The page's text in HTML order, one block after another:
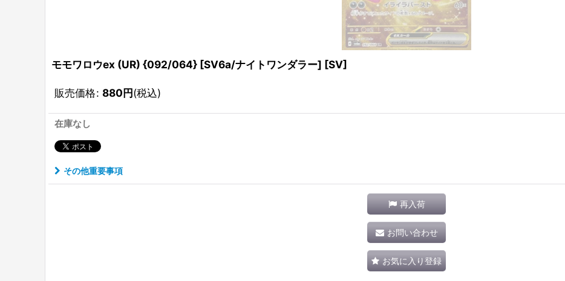
モモワロウex (UR) {092/064} [SV6a/ナイトワンダラー] [SV]
販売価格: 880円(税込)
在庫なし
その他重要事項
再入荷
お問い合わせ
お気に入り登録